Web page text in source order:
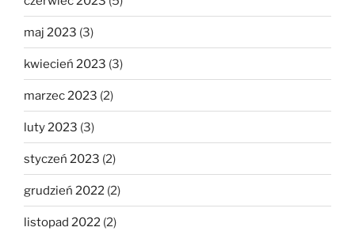
maj 2023 (3)
kwiecień 2023 (3)
marzec 2023 (2)
luty 2023 (3)
styczeń 2023 (2)
grudzień 2022 (2)
listopad 2022 (2)